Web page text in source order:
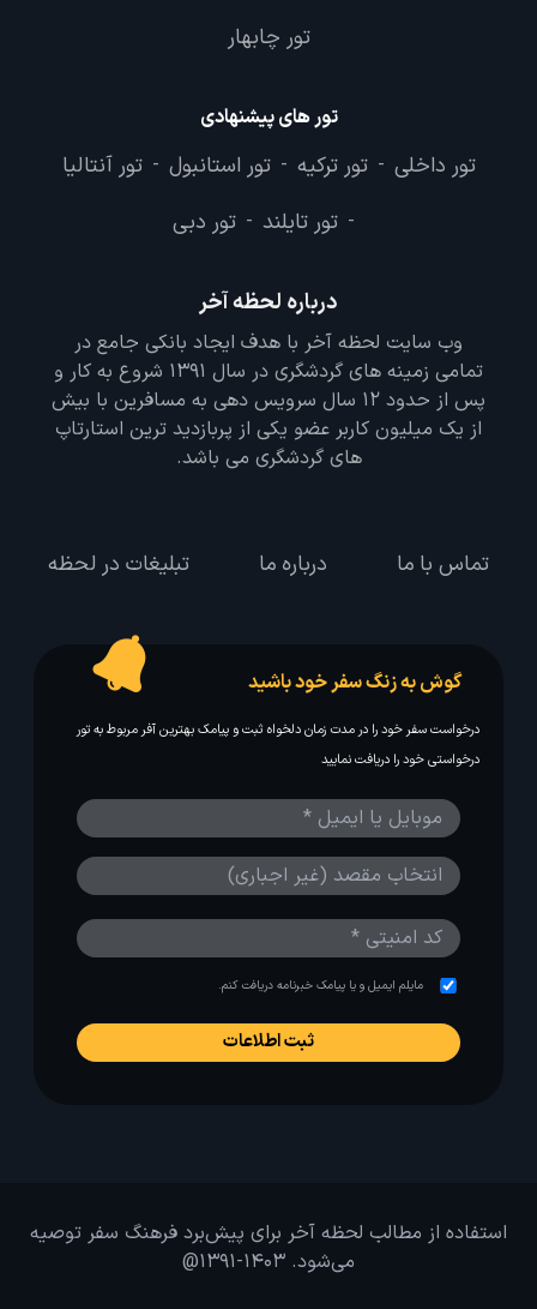
تور چابهار
تور های پیشنهادی
تور داخلی - تور ترکیه - تور استانبول - تور آنتالیا
- تور تایلند - تور دبی
درباره لحظه آخر
وب سایت لحظه آخر با هدف ایجاد بانکی جامع در
تمامی زمینه های گردشگری در سال 1391 شروع به کار و
پس از حدود 12 سال سرویس دهی به مسافرین با بیش
از یک میلیون کاربر عضو یکی از پربازدید ترین استارتاپ
های گردشگری می باشد.
تماس با ما درباره ما تبلیغات در لحظه
گوش به زنگ سفر خود باشید
درخواست سفر خود را در مدت زمان دلخواه ثبت و پیامک بهترین آفر مربوط به تور
درخواستی خود را دریافت نمایید
مایلم ایمیل و یا پیامک خبرنامه دریافت کنم.
استفاده از مطالب لحظه آخر برای پیش‌برد فرهنگ سفر توصیه
می‌شود. 1403-1391@